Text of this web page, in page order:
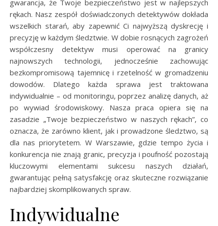
gwarancja, że Twoje bezpieczeństwo jest w najlepszych
rękach. Nasz zespół doświadczonych detektywów dokłada
wszelkich starań, aby zapewnić Ci najwyższą dyskrecję i
precyzję w każdym śledztwie. W dobie rosnących zagrożeń
współczesny detektyw musi operować na granicy
najnowszych technologii, jednocześnie zachowując
bezkompromisową tajemnicę i rzetelność w gromadzeniu
dowodów. Dlatego każda sprawa jest traktowana
indywidualnie – od monitoringu, poprzez analizę danych, aż
po wywiad środowiskowy. Nasza praca opiera się na
zasadzie „Twoje bezpieczeństwo w naszych rękach”, co
oznacza, że zarówno klient, jak i prowadzone śledztwo, są
dla nas priorytetem. W Warszawie, gdzie tempo życia i
konkurencja nie znają granic, precyzja i poufność pozostają
kluczowymi elementami sukcesu naszych działań,
gwarantując pełną satysfakcję oraz skuteczne rozwiązanie
najbardziej skomplikowanych spraw.
Indywidualne